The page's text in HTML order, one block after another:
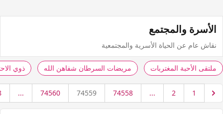
الأسرة والمجتمع
نقاش عام عن الحياة الأسرية والمجتمعية
ملتقى الأحبة المغتربات مريضات السرطان شفاهن الله ذوي
1
2
...
74558
74559
74560
...